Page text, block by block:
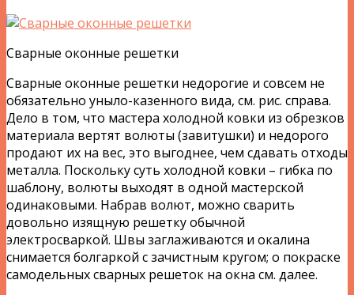
Сварные оконные решетки
Сварные оконные решетки недорогие и совсем не
обязательно уныло-казенного вида, см. рис. справа.
Дело в том, что мастера холодной ковки из обрезков
материала вертят волюты (завитушки) и недорого
продают их на вес, это выгоднее, чем сдавать отходы
металла. Поскольку суть холодной ковки – гибка по
шаблону, волюты выходят в одной мастерской
одинаковыми. Набрав волют, можно сварить
довольно изящную решетку обычной
электросваркой. Швы заглаживаются и окалина
снимается болгаркой с зачистным кругом; о покраске
самодельных сварных решеток на окна см. далее.